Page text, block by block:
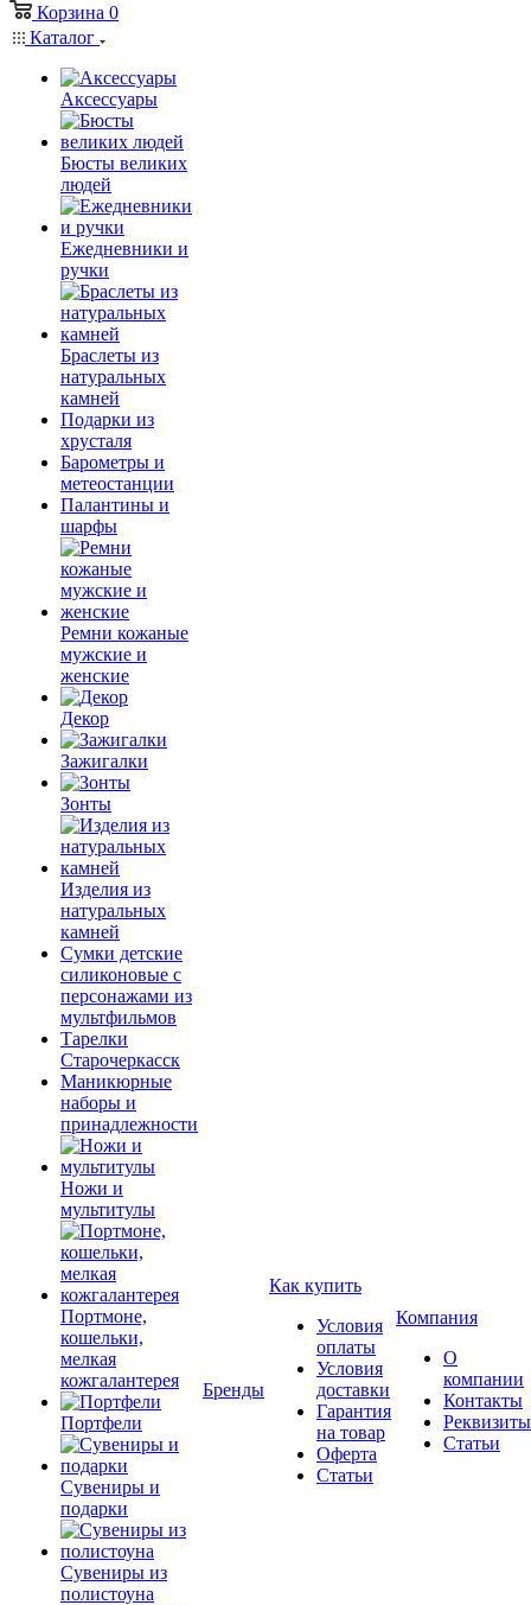
Корзина 0
Каталог
Аксессуары
Бюсты великих
людей
Ежедневники и
ручки
Браслеты из
натуральных
камней
Подарки из
хрусталя
Барометры и
метеостанции
Палантины и
шарфы
Ремни кожаные
мужские и
женские
Декор
Зажигалки
Зонты
Изделия из
натуральных
камней
Сумки детские
силиконовые с
персонажами из
мультфильмов
Тарелки
Старочеркасск
Маникюрные
наборы и
принадлежности
Ножи и
мультитулы
Портмоне,
кошельки,
мелкая
кожгалантерея
Портфели
Сувениры и
подарки
Сувениры из
полистоуна
Бренды
Как купить
Условия
оплаты
Условия
доставки
Гарантия
на товар
Оферта
Статьи
Компания
О
компании
Контакты
Реквизиты
Статьи